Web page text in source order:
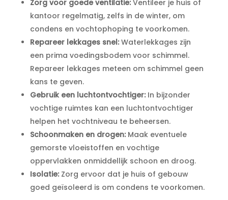
Zorg voor goede ventilatie:Ventileer je huis of
kantoor regelmatig, zelfs in de winter, om
condens en vochtophoping te voorkomen.​
Repareer lekkages snel:Waterlekkages zijn
een prima voedingsbodem voor schimmel.​
Repareer lekkages meteen om schimmel geen
kans te geven.​
Gebruik een luchtontvochtiger:In bijzonder
vochtige ruimtes kan een luchtontvochtiger
helpen het vochtniveau te beheersen.​
Schoonmaken en drogen:Maak eventuele
gemorste vloeistoffen en vochtige
oppervlakken onmiddellijk schoon en droog.​
Isolatie:Zorg ervoor dat je huis of gebouw
goed geïsoleerd is om condens te voorkomen.​